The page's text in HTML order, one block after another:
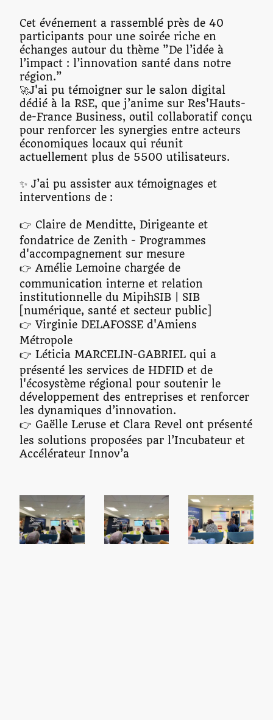
Cet événement a rassemblé près de 40
participants pour une soirée riche en
échanges autour du thème ”De l’idée à
l’impact : l’innovation santé dans notre
région.”
🚀J'ai pu témoigner sur le salon digital
dédié à la RSE, que j’anime sur Res'Hauts-
de-France Business, outil collaboratif conçu
pour renforcer les synergies entre acteurs
économiques locaux qui réunit
actuellement plus de 5500 utilisateurs.
✨ J’ai pu assister aux témoignages et
interventions de :
👉 Claire de Menditte, Dirigeante et
fondatrice de Zenith - Programmes
d'accompagnement sur mesure
👉 Amélie Lemoine chargée de
communication interne et relation
institutionnelle du MipihSIB | SIB
[numérique, santé et secteur public]
👉 Virginie DELAFOSSE d'Amiens
Métropole
👉 Léticia MARCELIN-GABRIEL qui a
présenté les services de HDFID et de
l'écosystème régional pour soutenir le
développement des entreprises et renforcer
les dynamiques d’innovation.
👉 Gaëlle Leruse et Clara Revel ont présenté
les solutions proposées par l’Incubateur et
Accélérateur Innov’a